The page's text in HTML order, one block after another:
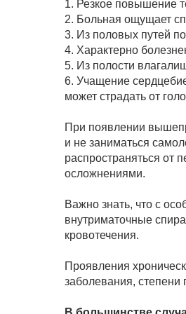
1. Резкое повышение
2. Больная ощущает
3. Из половых путей
4. Характерно
5. Из полости
6. Учащение
может страдать от
При появлении
и не заниматься
распространяться от
осложнениями.
Важно знать, что с
внутриматочные
кровотечения.
Проявления
заболевания, степени